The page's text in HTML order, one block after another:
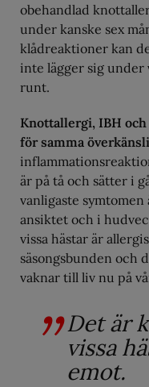
obehandlad
under kanske sex
klådreaktioner kan
inte lägger sig
runt.
Knottallergi, IBH
för samma
är på tå och sätter i
vanligaste symtomen
ansiktet och i
vissa hästar är
säsongsbunden och
vaknar till liv nu på
Det är
vissa
emot.